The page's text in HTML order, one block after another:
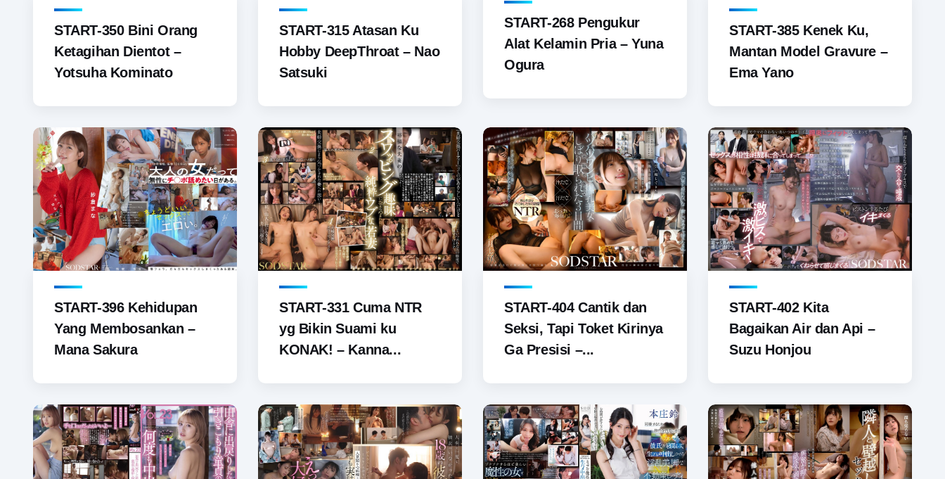
START-350 Bini Orang
Ketagihan Dientot –
Yotsuha Kominato
START-315 Atasan Ku
Hobby DeepThroat – Nao
Satsuki
START-268 Pengukur
Alat Kelamin Pria – Yuna
Ogura
START-385 Kenek Ku,
Mantan Model Gravure –
Ema Yano
START-396 Kehidupan
Yang Membosankan –
Mana Sakura
START-331 Cuma NTR
yg Bikin Suami ku
KONAK! – Kanna...
START-404 Cantik dan
Seksi, Tapi Toket Kirinya
Ga Presisi –...
START-402 Kita
Bagaikan Air dan Api –
Suzu Honjou